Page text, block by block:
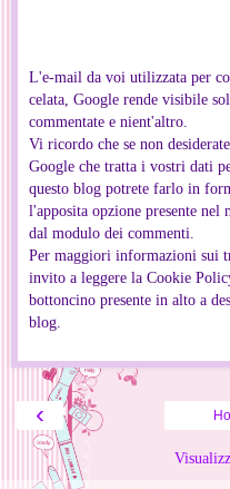
L'e-mail da voi utilizzata per
celata, Google rende visibile
commentate e nient'altro.
Vi ricordo che se non
Google che tratta i vostri dati
questo blog potrete farlo in
l'apposita opzione presente nel
dal modulo dei commenti.
Per maggiori informazioni sui
invito a leggere la Cookie
bottoncino presente in alto a
blog.
‹